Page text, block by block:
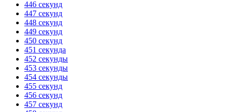
446 секунд
447 секунд
448 секунд
449 секунд
450 секунд
451 секунда
452 секунды
453 секунды
454 секунды
455 секунд
456 секунд
457 секунд